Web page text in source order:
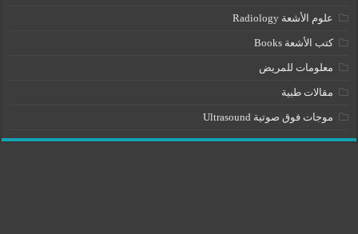
علوم الأشعة Radiology
كتب الأشعة Books
معلومات للمريض
مقالات طبية
موجات فوق صوتية Ultrasound